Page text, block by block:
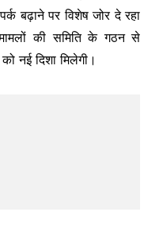
बढ़ाने पर विशेष जोर दे रहा
की समिति के गठन से
नई दिशा मिलेगी।